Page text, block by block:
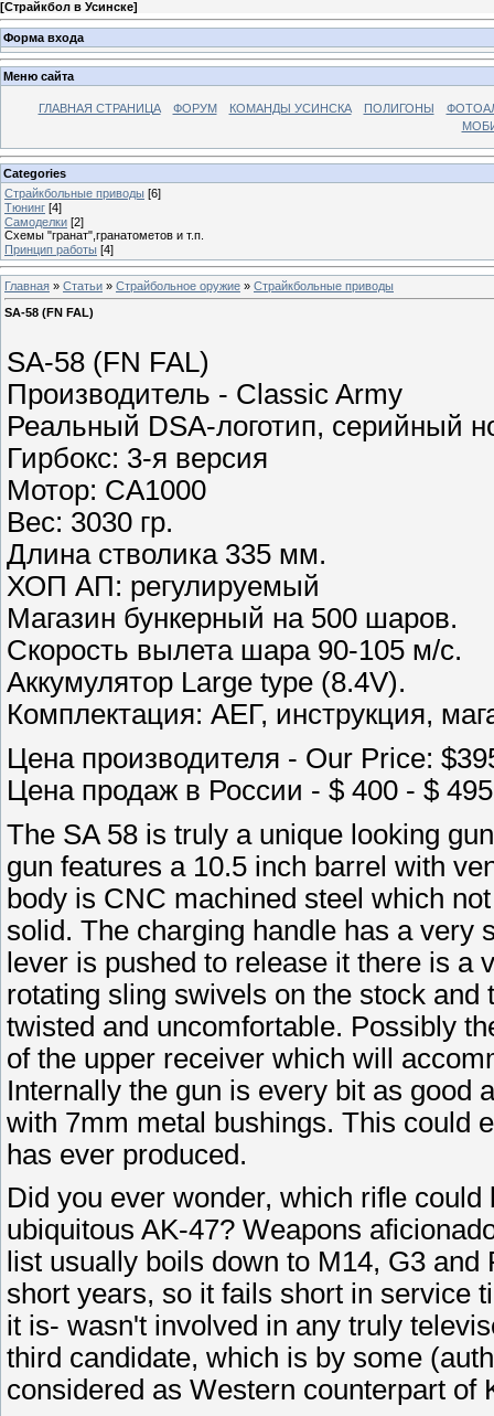
[Страйкбол в Усинске]
Форма входа
Меню сайта
ГЛАВНАЯ СТРАНИЦА ФОРУМ КОМАНДЫ УСИНСКА ПОЛИГОНЫ
Categories
Страйкбольные приводы [6]
Тюнинг [4]
Самоделки [2]
Схемы "гранат",гранатометов и т.п.
Принцип работы [4]
Главная » Статьи » Страйбольное оружие » Страйкбольные приводы
SA-58 (FN FAL)
SA-58 (FN FAL)
Производитель - Classic Army
Реальный DSA-логотип, серийный
Гирбокс: 3-я версия
Мотор: CA1000
Вес: 3030 гр.
Длина стволика 335 мм.
ХОП АП: регулируемый
Магазин бункерный на 500 шаров.
Скорость вылета шара 90-105 м/с.
Аккумулятор Large type (8.4V).
Комплектация: АЕГ, инструкция,
Цена производителя - Our Price:
Цена продаж в России - $ 400 - $ 495
The SA 58 is truly a unique looking
gun features a 10.5 inch barrel with
body is CNC machined steel which
solid. The charging handle has a very
lever is pushed to release it there is a
rotating sling swivels on the stock
twisted and uncomfortable. Possibly
of the upper receiver which will
Internally the gun is every bit as good
with 7mm metal bushings. This could
has ever produced.
Did you ever wonder, which rifle
ubiquitous AK-47? Weapons
list usually boils down to M14, G3
short years, so it fails short in service
it is- wasn't involved in any truly
third candidate, which is by some
considered as Western counterpart of